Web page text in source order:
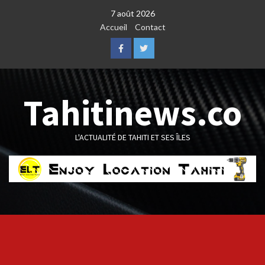
7 août 2026
Accueil
Contact
FacebookTwitter
Tahitinews.co
L'ACTUALITÉ DE TAHITI ET SES ÎLES